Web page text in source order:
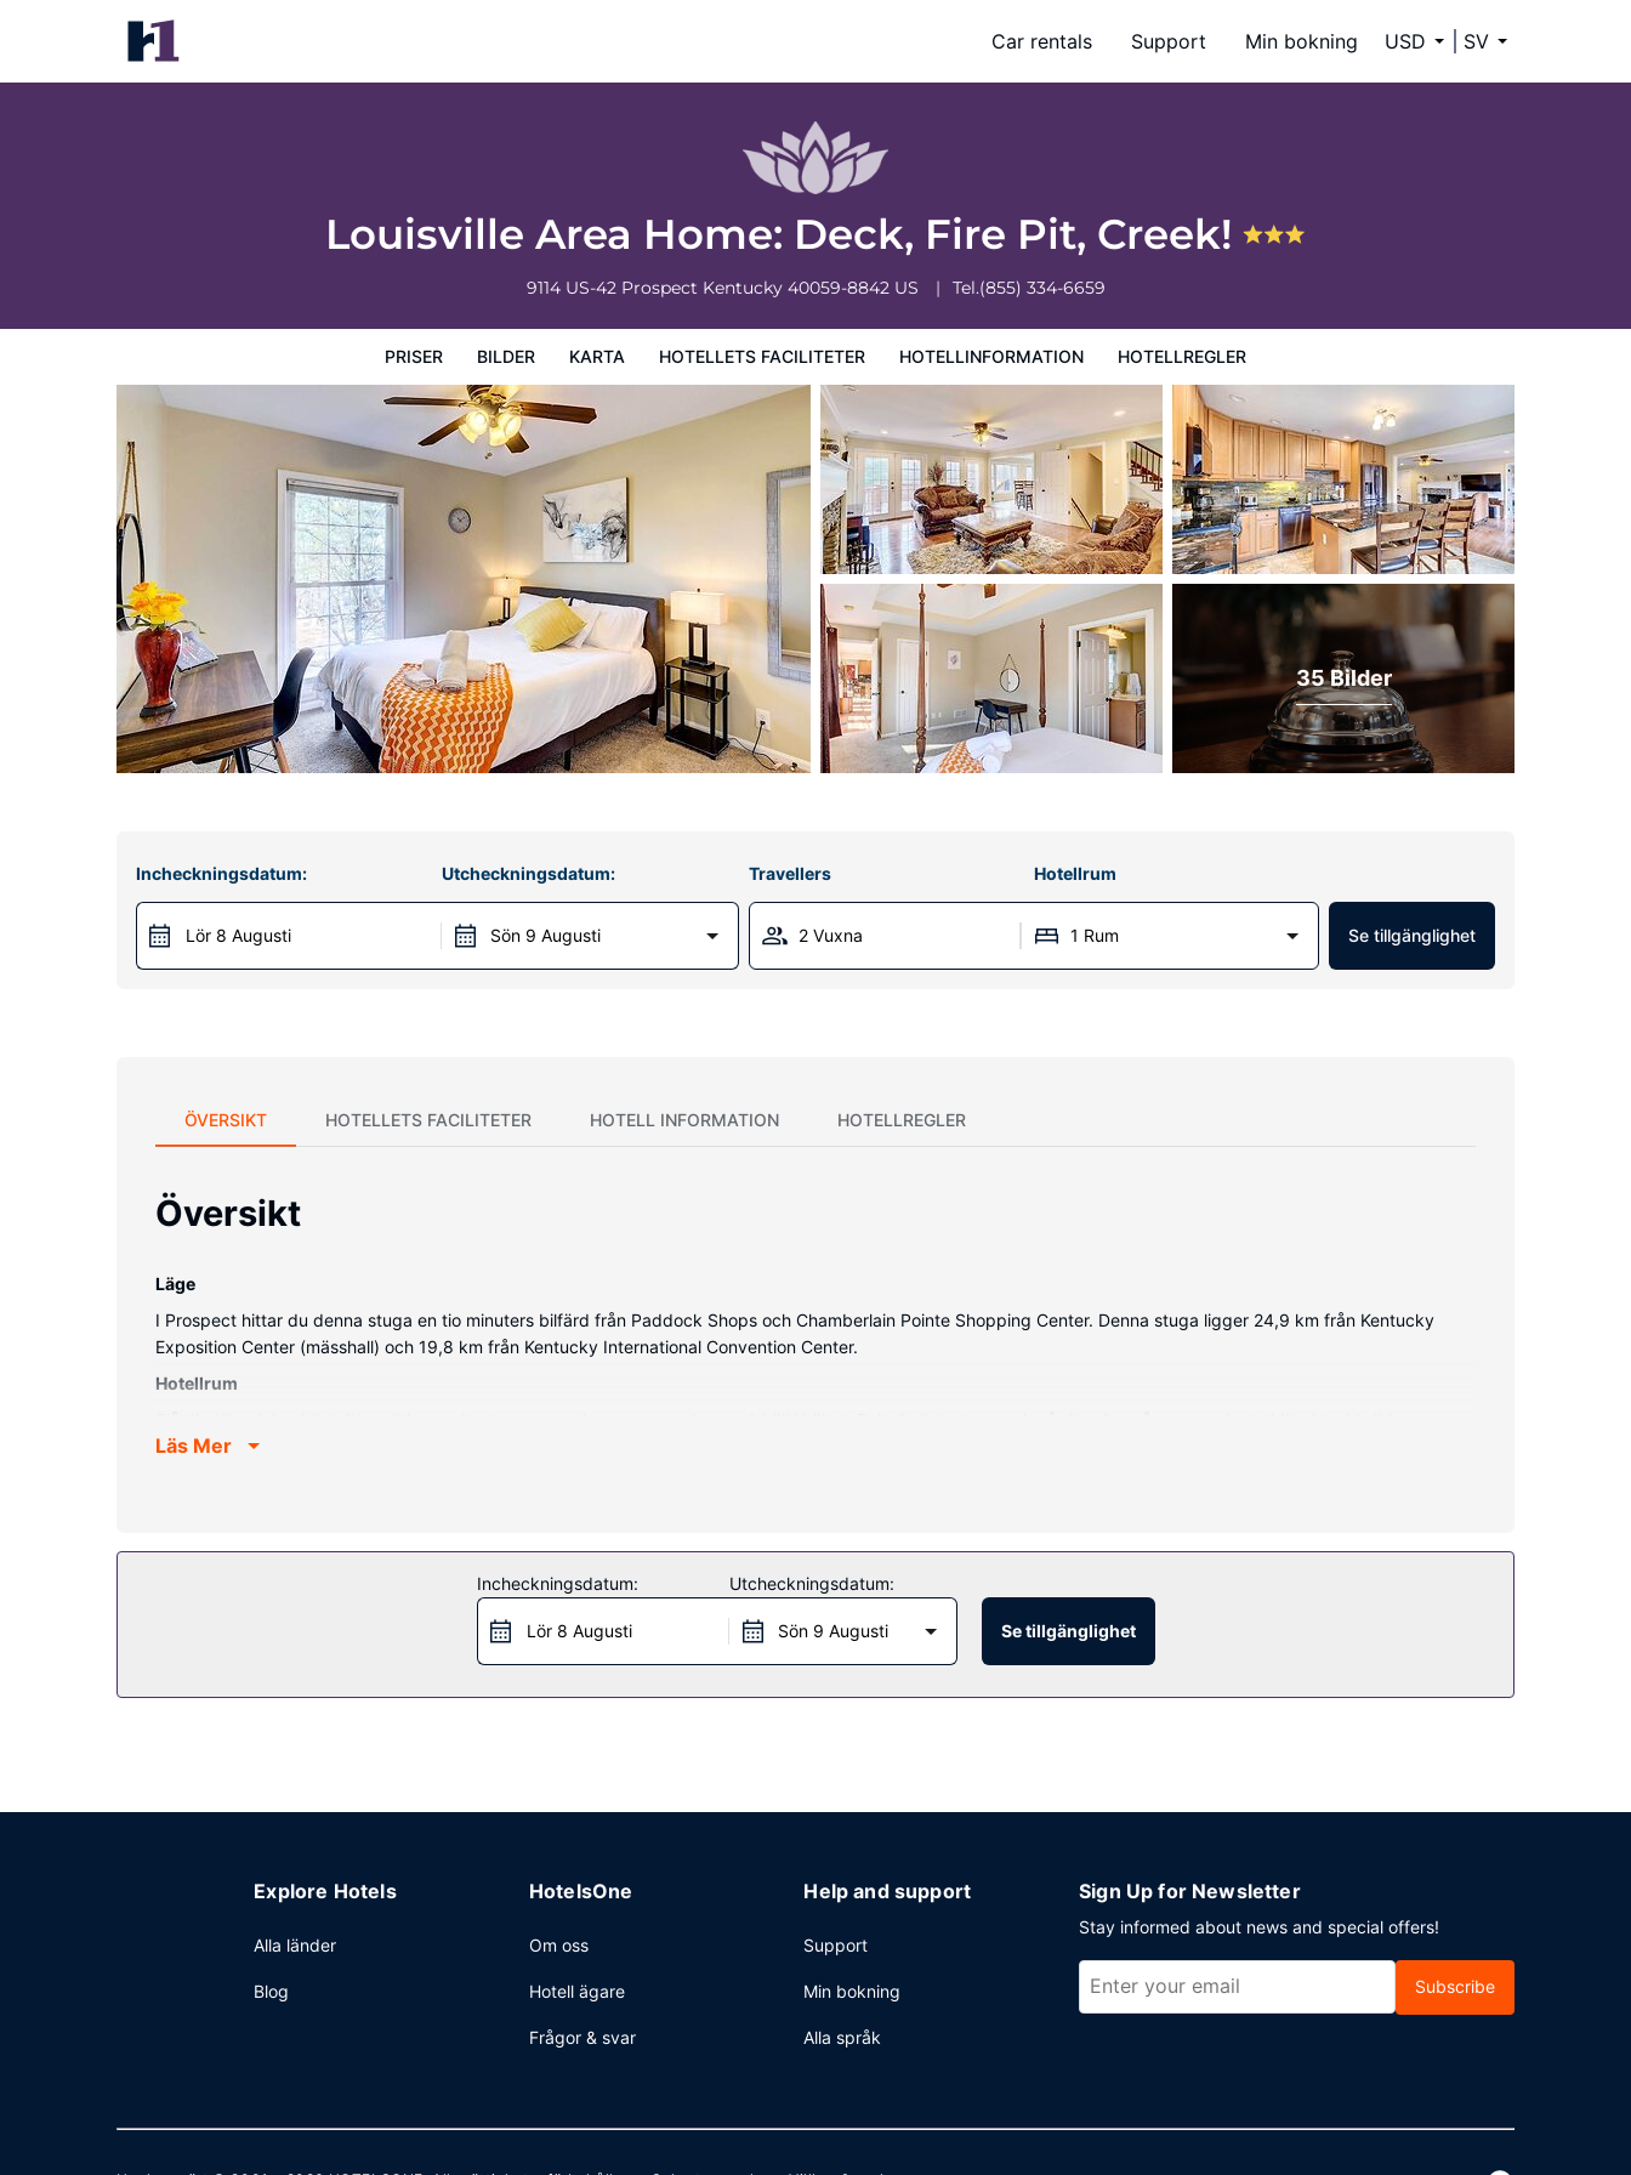
Car rentals Support Min bokning USD SV
Louisville Area Home: Deck, Fire Pit, Creek!
9114 US-42 Prospect Kentucky 40059-8842 US Tel.(855) 334-6659
PRISER BILDER KARTA HOTELLETS FACILITETER HOTELLINFORMATION HOTELLREGLER
Louisville Area Home: Deck, Fire Pit, Creek!
Priser
35 Bilder
Incheckningsdatum:
Lör 8 Augusti
Utcheckningsdatum:
Sön 9 Augusti
Travellers Hotellrum
2 Vuxna 1 Rum Se tillgänglighet
ÖVERSIKT HOTELLETS FACILITETER HOTELL INFORMATION HOTELLREGLER
Översikt
Läge
I Prospect hittar du denna stuga en tio minuters bilfärd från Paddock Shops och Chamberlain Pointe Shopping Center. Denna stuga ligger 24,9 km från Kentucky
Exposition Center (mässhall) och 19,8 km från Kentucky International Convention Center.
Hotellrum
Bekvämligheter på anläggningen
Läs Mer
Incheckningsdatum:
Lör 8 Augusti
Utcheckningsdatum:
Sön 9 Augusti Se tillgänglighet
Explore Hotels
Alla länder
Blog
HotelsOne
Om oss
Hotell ägare
Frågor & svar
Help and support
Support
Min bokning
Alla språk
Sign Up for Newsletter
Stay informed about news and special offers!
Subscribe